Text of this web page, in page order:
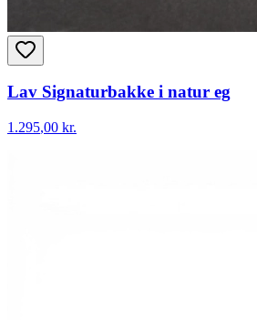
Lav Signaturbakke i natur eg
1.295,00 kr.